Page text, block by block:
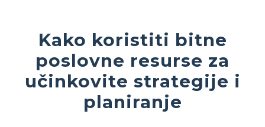
Kako koristiti bitne
poslovne resurse za
učinkovite strategije i
planiranje